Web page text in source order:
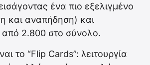
ένα πιο εξελιγμένο
και αναπήδηση) και
από 2.800 στο σύνολο.
το “Flip Cards”: λειτουργία